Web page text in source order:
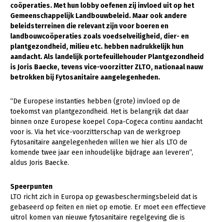
Natuur, klimaat en energie
Bodem en water
Platteland en omgeving
Mens, ondernemerschap en onderwijs
Internationaal
Sectoren
Dier
Biologische Landbouw
Geitenhouderij
Konijnenhouderij
Melkveehouderij
Plant
Akkerbouw
Bollenteelt
Bomen, vaste planten en zomerbloemen
coöperaties. Met hun lobby oefenen zij invloed uit op het
Gemeenschappelijk Landbouwbeleid. Maar ook andere
beleidsterreinen die relevant zijn voor boeren en
landbouwcoöperaties zoals voedselveiligheid, dier- en
plantgezondheid, milieu etc. hebben nadrukkelijk hun
aandacht. Als landelijk portefeuillehouder Plantgezondheid
is Joris Baecke, tevens vice-voorzitter ZLTO, nationaal nauw
betrokken bij Fytosanitaire aangelegenheden.
“De Europese instanties hebben (grote) invloed op de
toekomst van plantgezondheid. Het is belangrijk dat daar
binnen onze Europese koepel Copa-Cogeca continu aandacht
voor is. Via het vice-voorzitterschap van de werkgroep
Fytosanitaire aangelegenheden willen we hier als LTO de
komende twee jaar een inhoudelijke bijdrage aan leveren”,
aldus Joris Baecke.
Speerpunten
LTO richt zich in Europa op gewasbeschermingsbeleid dat is
gebaseerd op feiten en niet op emotie. Er moet een effectieve
uitrol komen van nieuwe fytosanitaire regelgeving die is